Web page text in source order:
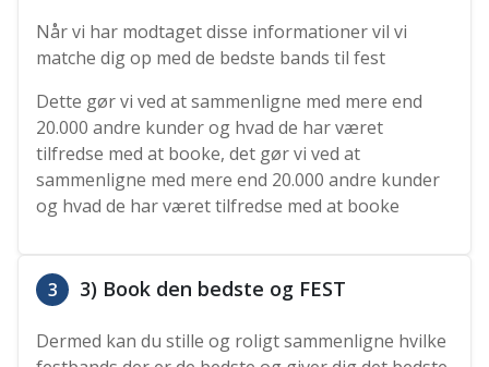
Når vi har modtaget disse informationer vil vi
matche dig op med de bedste bands til fest
Dette gør vi ved at sammenligne med mere end
20.000 andre kunder og hvad de har været
tilfredse med at booke, det gør vi ved at
sammenligne med mere end 20.000 andre kunder
og hvad de har været tilfredse med at booke
3 3) Book den bedste og FEST
Dermed kan du stille og roligt sammenligne hvilke